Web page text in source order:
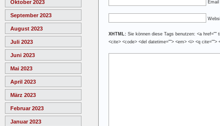
Oktober 2023
September 2023
August 2023
Juli 2023
Juni 2023
Mai 2023
April 2023
März 2023
Februar 2023
Januar 2023
XHTML: Sie können diese Tags benutzen: <a href=""
<cite> <code> <del datetime=""> <em> <i> <q cite="">